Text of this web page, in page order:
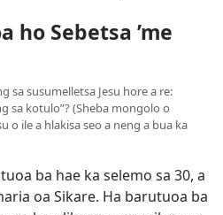
ho Sebetsa ’me
sa susumelletsa Jesu hore a re:
sa kotulo”? (Sheba mongolo o
o ile a hlakisa seo a neng a bua ka
ba hae ka selemo sa 30, a
oa Sikare. Ha barutuoa ba